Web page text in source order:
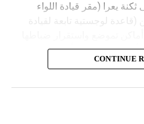
يعرا (مقر قيادة اللواء
جين (قاعدة لوجستية تابعة لقيادة
فيهم عدداً من القتلى
CONTINUE